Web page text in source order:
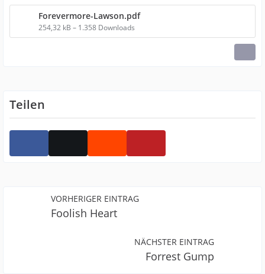
Forevermore-Lawson.pdf
254,32 kB – 1.358 Downloads
Teilen
VORHERIGER EINTRAG
Foolish Heart
NÄCHSTER EINTRAG
Forrest Gump